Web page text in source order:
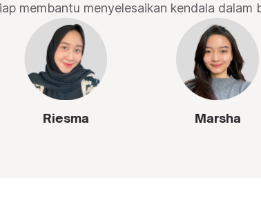
membantu menyelesaikan kendala dalam
Riesma Marsha